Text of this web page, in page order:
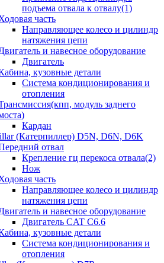
подъема отвала к отвалу(1)
часть
Направляющее колесо и цилиндр
натяжения цепи
и навесное оборудование
Двигатель
кузовные детали
Система кондиционирования и
отопления
модуль заднего
Кардан
(Катерпиллер) D5N, D6N, D6K
отвал
Крепление гц перекоса отвала(2)
Нож
часть
Направляющее колесо и цилиндр
натяжения цепи
и навесное оборудование
Двигатель CAT C6.6
кузовные детали
Система кондиционирования и
отопления